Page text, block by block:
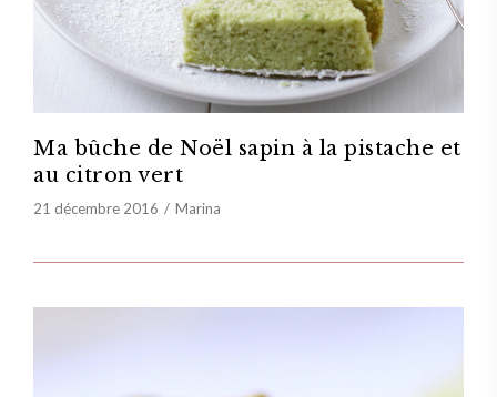
Ma bûche de Noël sapin à la pistache et
au citron vert
21 décembre 2016 Marina